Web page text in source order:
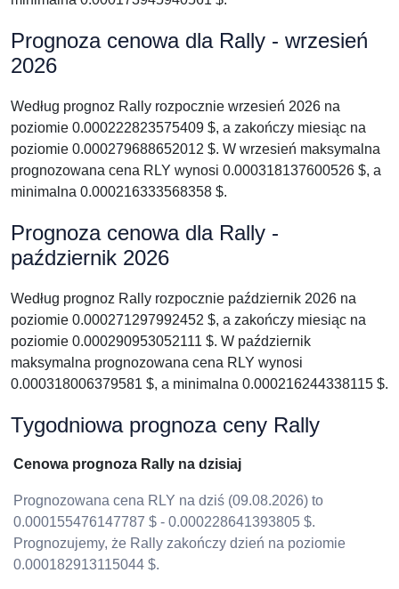
Prognoza cenowa dla Rally - wrzesień
2026
Według prognoz Rally rozpocznie wrzesień 2026 na
poziomie 0.000222823575409 $, a zakończy miesiąc na
poziomie 0.000279688652012 $. W wrzesień maksymalna
prognozowana cena RLY wynosi 0.000318137600526 $, a
minimalna 0.000216333568358 $.
Prognoza cenowa dla Rally -
październik 2026
Według prognoz Rally rozpocznie październik 2026 na
poziomie 0.000271297992452 $, a zakończy miesiąc na
poziomie 0.000290953052111 $. W październik
maksymalna prognozowana cena RLY wynosi
0.000318006379581 $, a minimalna 0.000216244338115 $.
Tygodniowa prognoza ceny Rally
Cenowa prognoza Rally na dzisiaj
Prognozowana cena RLY na dziś (09.08.2026) to
0.000155476147787 $ - 0.000228641393805 $.
Prognozujemy, że Rally zakończy dzień na poziomie
0.000182913115044 $.